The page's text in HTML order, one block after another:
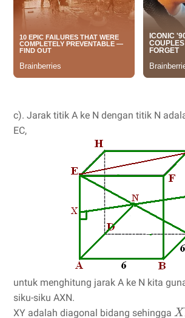
c). Jarak titik A ke N dengan titik N
EC,
untuk menghitung jarak A ke N kita
siku-siku AXN.
XY adalah diagonal bidang sehingga X